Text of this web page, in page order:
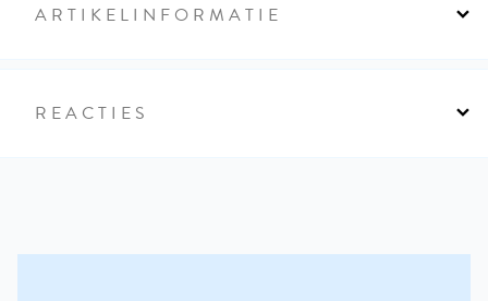
ARTIKELINFORMATIE
REACTIES